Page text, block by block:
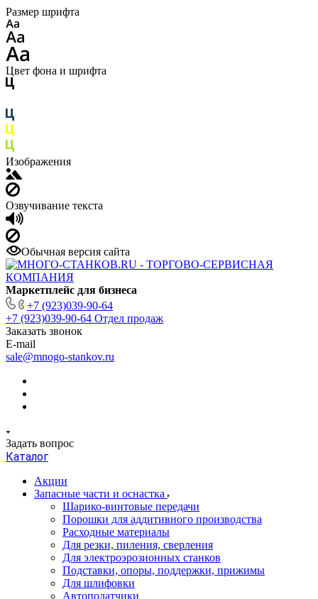
Размер шрифта
Цвет фона и шрифта
Изображения
Озвучивание текста
Обычная версия сайта
Маркетплейс для бизнеса
+7 (923)039-90-64
+7 (923)039-90-64 Отдел продаж
Заказать звонок
E-mail
sale@mnogo-stankov.ru
Задать вопрос
Каталог
Акции
Запасные части и оснастка
Шарико-винтовые передачи
Порошки для аддитивного производства
Расходные материалы
Для резки, пиления, сверления
Для электроэрозионных станков
Подставки, опоры, поддержки, прижимы
Для шлифовки
Автоподатчики